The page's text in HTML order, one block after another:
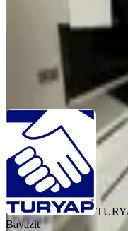
TURYAP ALACAATLI
Bayazit